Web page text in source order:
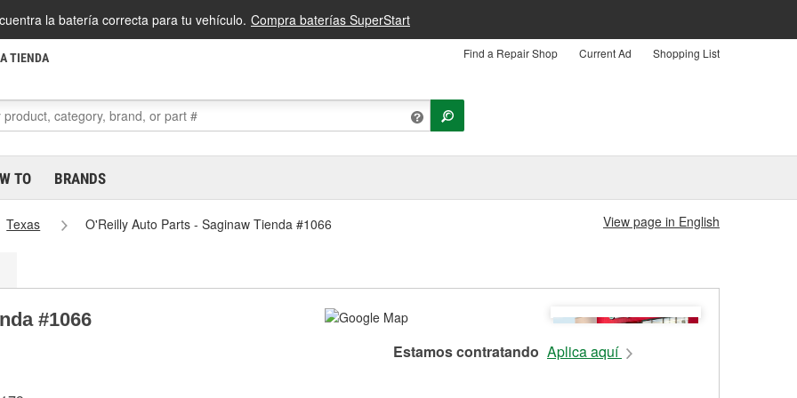
la batería correcta para tu vehículo. Compra baterías SuperStart
TIENDA Find a Repair Shop Current Ad Shopping List
TO BRANDS
Texas O'Reilly Auto Parts - Saginaw Tienda #1066 View page in English
#1066
Estamos contratando Aplica aquí